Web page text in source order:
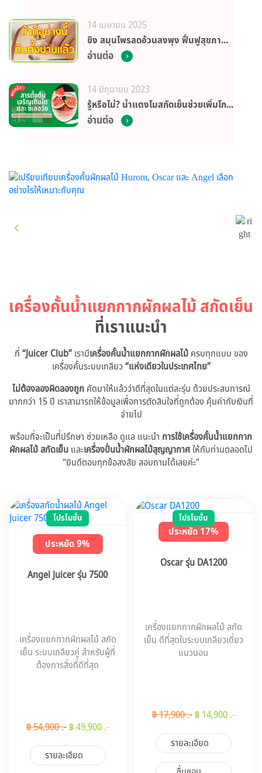
14 เมษายน 2025
ขิง สมุนไพรลดอ้วนลงพุง ฟื้นฟูสุขภาพหัวใจ และป้องกันอัมพฤกษ์ อัมพาต
อ่านต่อ
14 มิถุนายน 2023
รู้หรือไม่? น้ำแตงโมสกัดเย็นช่วยเพิ่มโกรทฮอร์โมน สร้างกล้ามเนื้อ ฟื้นฟูร่างกายแบบธรรมชาติ
อ่านต่อ
เครื่องคั้นน้ำแยกกากผักผลไม้ สกัดเย็น
ที่เราแนะนำ
ที่ “Juicer Club”เรามีเครื่องคั้นน้ำแยกกากผักผลไม้ครบทุกแบบ ของ
เครื่องคั้นระบบเกลียว“แห่งเดียวในประเทศไทย”
ไม่ต้องลองผิดลองถูกคัดมาให้แล้วว่าดีที่สุดในแต่ละรุ่น ด้วยประสบการณ์
มากกว่า 15 ปี เราสามารถให้ข้อมูลเพื่อการตัดสินใจที่ถูกต้อง คุ้มค่ากับเงินที่
จ่ายไป
พร้อมที่จะเป็นที่ปรึกษา ช่วยเหลือ ดูแล แนะนำ การใช้เครื่องคั้นน้ำแยกกาก
ผักผลไม้ สกัดเย็น และเครื่องปั่นน้ำผักผลไม้สุญญากาศให้กับท่านตลอดไป
“ยินดีตอบทุกข้อสงสัย สอบถามได้เลยค่ะ”
โปรโมชั่น
ประหยัด 9%
Angel Juicer รุ่น 7500
เครื่องแยกกากผักผลไม้ สกัด
เย็น ระบบเกลียวคู่ สำหรับผู้ที่
ต้องการสิ่งที่ดีที่สุด
฿ 54,900 .- ฿ 49,900 .-
รายละเอียด
โปรโมชั่น
ประหยัด 17%
Oscar รุ่น DA1200
เครื่องแยกกากผักผลไม้ สกัด
เย็น ดีที่สุดในระบบเกลียวเดี่ยว
แนวนอน
฿ 17,900 .- ฿ 14,900 .-
รายละเอียด